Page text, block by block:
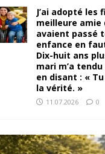
J’ai adopté les
meilleure amie
avaient passé
enfance en
Dix-huit ans
mari m’a
en disant : «
la vérité. »
11.07.2026 0